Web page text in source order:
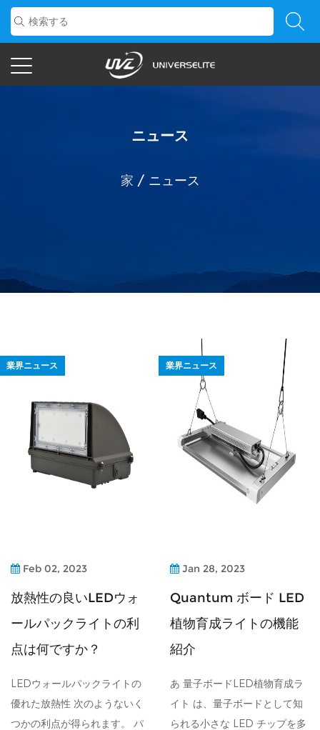
ニュース
家 / ニュース
業界ニュース
Feb 02, 2023
放熱性の良いLEDウォ
ールパックライトの利
点は何ですか？
LEDウォールパックライトの
優れた放熱性 次のようないく
つかの利点が得られます。 パ
業界ニュース
Jan 28, 2023
Quantum ボード LED
植物育成ライトの機能
紹介
あ 量子ボードLED植物育成ラ
イト は、量子ボードとして知
られる小さな LED チップを多